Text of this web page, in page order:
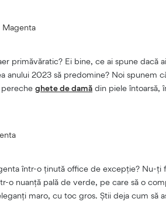
Magenta
primăvăratic? Ei bine, ce ai spune dacă
anului 2023 să predomine? Noi spunem
ghete de damă din piele întoarsă,
într-o ținută office de excepție? Nu-ți
o nuanță pală de verde, pe care să o
maro, cu toc gros. Știi deja cum să